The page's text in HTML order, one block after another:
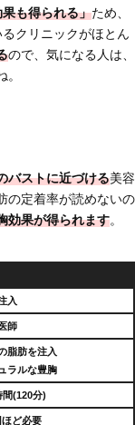
も得られる」ため、
クリニックがほとん
ので、気になる人は、
。
バストに近づける美容
の定着率が読めないの
効果が得られます。
入
師
脂肪を注入
ラルな豊胸
間(120分)
ど必要